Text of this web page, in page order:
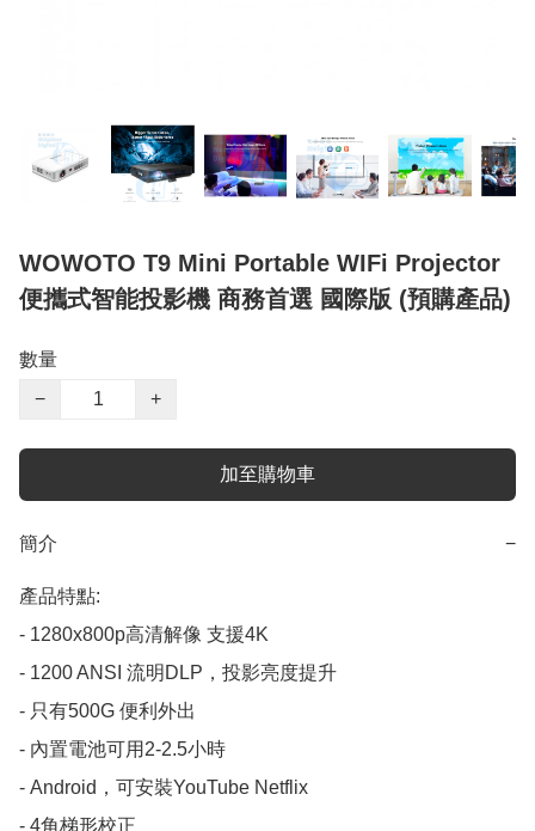
WOWOTO T9 Mini Portable WIFi Projector
便攜式智能投影機 商務首選 國際版 (預購產品)
數量
−
+
加至購物車
簡介 −
產品特點:
- 1280x800p高清解像 支援4K
- 1200 ANSI 流明DLP，投影亮度提升
- 只有500G 便利外出
- 內置電池可用2-2.5小時
- Android，可安裝YouTube Netflix
- 4角梯形校正